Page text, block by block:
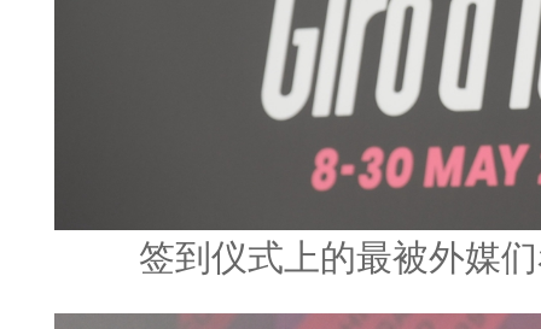
签到仪式上的最被外媒